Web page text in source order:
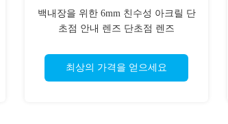
백내장을 위한 6mm 친수성 아크릴 단
초점 안내 렌즈 단초점 렌즈
최상의 가격을 얻으세요